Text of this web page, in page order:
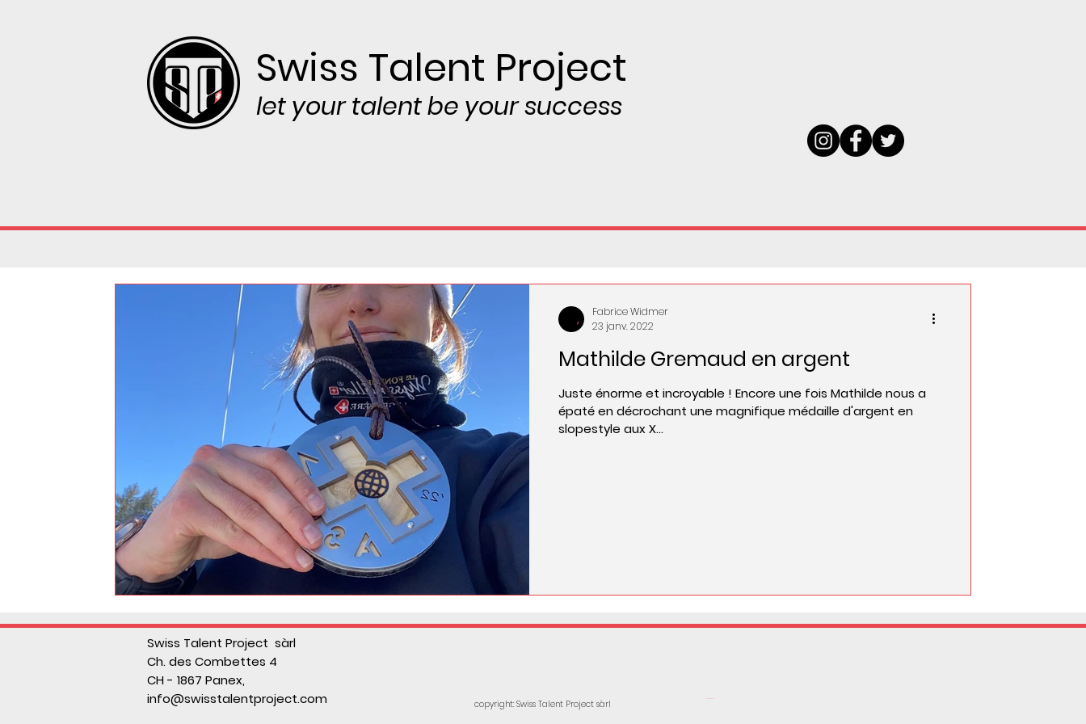
Swiss Talent Project
let your talent be your success
Mathilde Gremaud en argent
Juste énorme et incroyable ! Encore une fois Mathilde nous a
épaté en décrochant une magnifique médaille d'argent en
slopestyle aux X...
Fabrice Widmer
23 janv. 2022
Swiss Talent Project sàrl
Ch. des Combettes 4
CH - 1867 Panex,
info@swisstalentproject.com
copyright: Swiss Talent Project sàrl